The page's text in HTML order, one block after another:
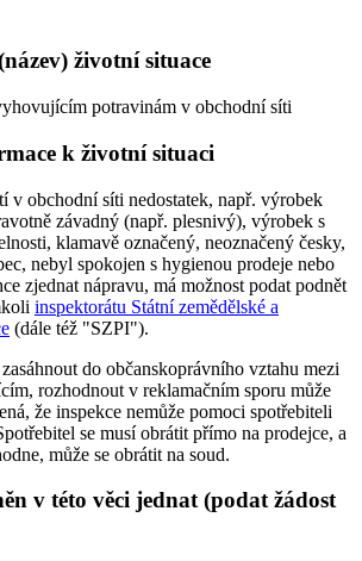
životní situace
potravinám v obchodní síti
k životní situaci
v obchodní síti nedostatek, např. výrobek
závadný (např. plesnivý), výrobek s
klamavě označený, neoznačený česky,
nebyl spokojen s hygienou prodeje nebo
zjednat nápravu, má možnost podat podnět
inspektorátu Státní zemědělské a
(dále též "SZPI").
do občanskoprávního vztahu mezi
rozhodnout v reklamačním sporu může
že inspekce nemůže pomoci spotřebiteli
se musí obrátit přímo na prodejce, a
může se obrátit na soud.
v této věci jednat (podat žádost